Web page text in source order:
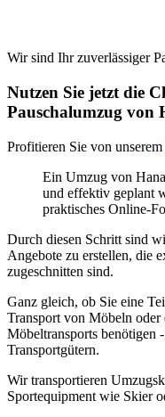
Wir sind Ihr zuverlässiger
Nutzen Sie jetzt die
Pauschalumzug von
Profitieren Sie von unserem
Ein Umzug von
und effektiv geplant
praktisches Online-
Durch diesen Schritt sind
Angebote zu erstellen, die
zugeschnitten sind.
Ganz gleich, ob Sie eine
Transport von Möbeln oder
Möbeltransports benötigen
Transportgütern.
Wir transportieren
Sportequipment wie Skier